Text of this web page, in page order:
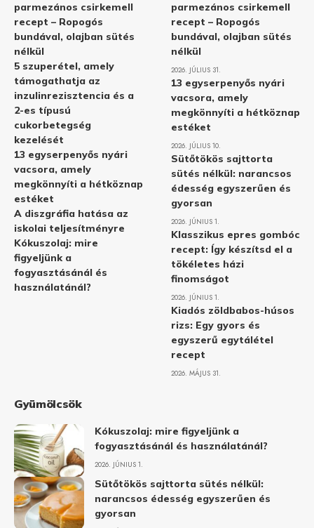
parmezános csirkemell
recept – Ropogós
bundával, olajban sütés
nélkül
5 szuperétel, amely
támogathatja az
inzulinrezisztencia és a
2-es típusú
cukorbetegség
kezelését
13 egyserpenyős nyári
vacsora, amely
megkönnyíti a hétköznap
estéket
A diszgráfia hatása az
iskolai teljesítményre
Kókuszolaj: mire
figyeljünk a
fogyasztásánál és
használatánál?
parmezános csirkemell
recept – Ropogós
bundával, olajban sütés
nélkül
2026. JÚLIUS 31.
13 egyserpenyős nyári
vacsora, amely
megkönnyíti a hétköznap
estéket
2026. JÚLIUS 10.
Sütőtökös sajttorta
sütés nélkül: narancsos
édesség egyszerűen és
gyorsan
2026. JÚNIUS 1.
Klasszikus epres gombóc
recept: Így készítsd el a
tökéletes házi
finomságot
2026. JÚNIUS 1.
Kiadós zöldbabos-húsos
rizs: Egy gyors és
egyszerű egytálétel
recept
2026. MÁJUS 31.
Gyümölcsök
Kókuszolaj: mire figyeljünk a
fogyasztásánál és használatánál?
2026. JÚNIUS 1.
Sütőtökös sajttorta sütés nélkül:
narancsos édesség egyszerűen és
gyorsan